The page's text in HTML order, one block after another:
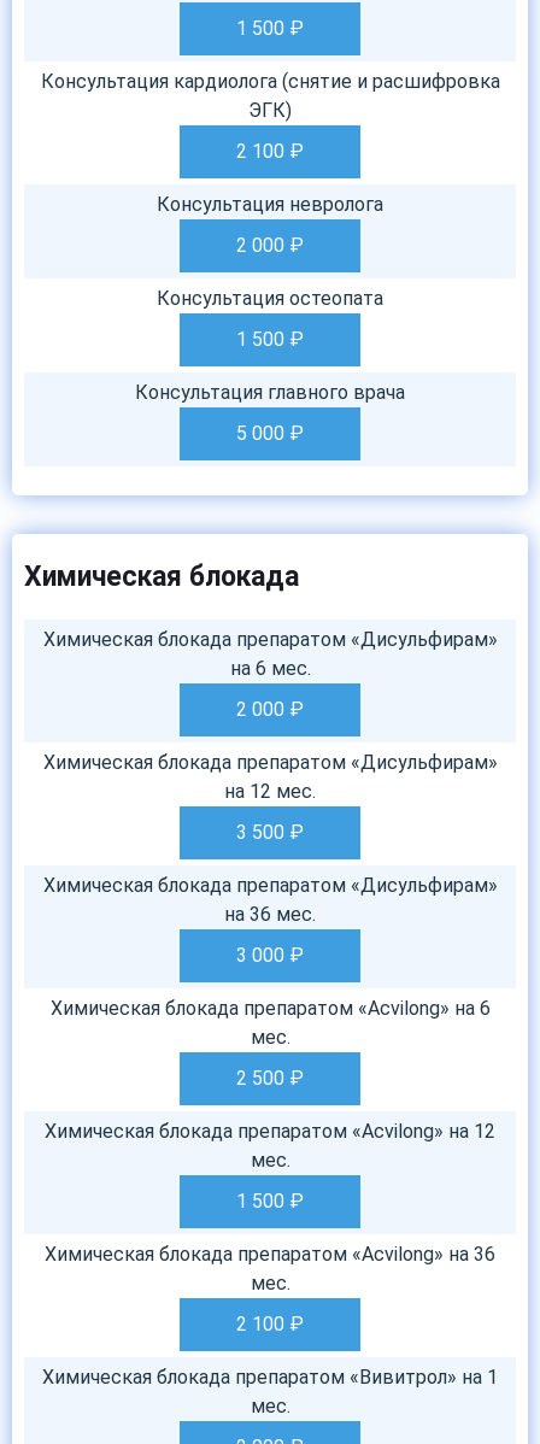
1 500 ₽
Консультация кардиолога (снятие и расшифровка
ЭГК)
2 100 ₽
Консультация невролога
2 000 ₽
Консультация остеопата
1 500 ₽
Консультация главного врача
5 000 ₽
Химическая блокада
Химическая блокада препаратом «Дисульфирам»
на 6 мес.
2 000 ₽
Химическая блокада препаратом «Дисульфирам»
на 12 мес.
3 500 ₽
Химическая блокада препаратом «Дисульфирам»
на 36 мес.
3 000 ₽
Химическая блокада препаратом «Acvilong» на 6
мес.
2 500 ₽
Химическая блокада препаратом «Acvilong» на 12
мес.
1 500 ₽
Химическая блокада препаратом «Acvilong» на 36
мес.
2 100 ₽
Химическая блокада препаратом «Вивитрол» на 1
мес.